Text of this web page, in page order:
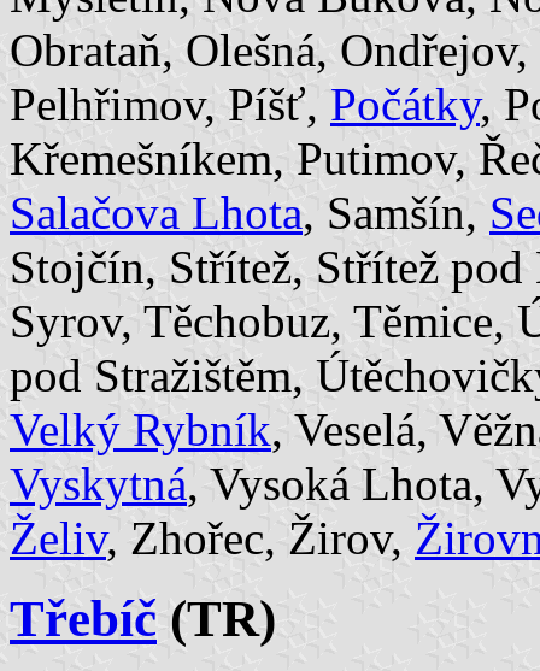
Obrataň, Olešná,
Pelhřimov, Píšť, Počátky,
Křemešníkem, Putimov,
Salačova Lhota, Samšín,
Stojčín, Střítež, Střítež
Syrov, Těchobuz, Těmice,
pod Stražištěm,
Velký Rybník, Veselá,
Vyskytná, Vysoká Lhota,
Želiv, Zhořec, Žirov,
Třebíč (TR)